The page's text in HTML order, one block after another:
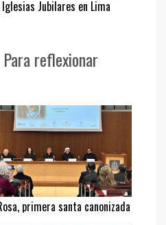
Iglesias Jubilares en Lima
Para reflexionar
primera santa canonizada